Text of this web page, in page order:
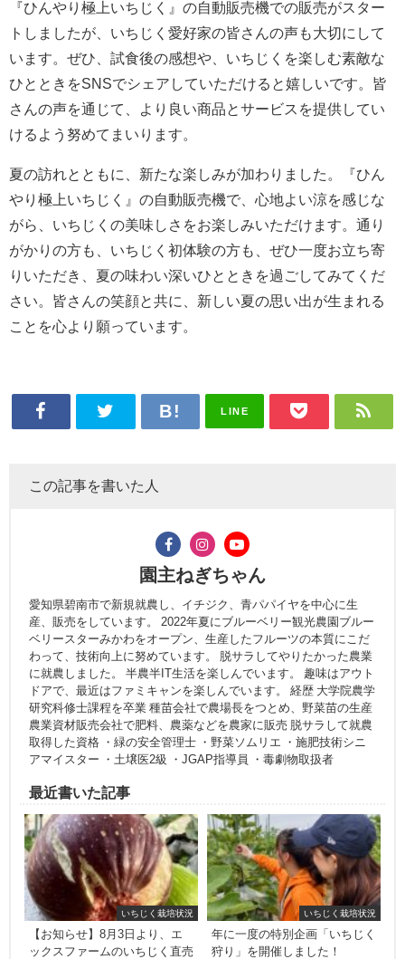
『ひんやり極上いちじく』の自動販売機での販売がスター
トしましたが、いちじく愛好家の皆さんの声も大切にして
います。ぜひ、試食後の感想や、いちじくを楽しむ素敵な
ひとときをSNSでシェアしていただけると嬉しいです。皆
さんの声を通じて、より良い商品とサービスを提供してい
けるよう努めてまいります。
夏の訪れとともに、新たな楽しみが加わりました。『ひん
やり極上いちじく』の自動販売機で、心地よい涼を感じな
がら、いちじくの美味しさをお楽しみいただけます。通り
がかりの方も、いちじく初体験の方も、ぜひ一度お立ち寄
りいただき、夏の味わい深いひとときを過ごしてみてくだ
さい。皆さんの笑顔と共に、新しい夏の思い出が生まれる
ことを心より願っています。
LINE
この記事を書いた人
園主ねぎちゃん
愛知県碧南市で新規就農し、イチジク、青パパイヤを中心に生
産、販売をしています。 2022年夏にブルーベリー観光農園ブルー
ベリースターみかわをオープン、生産したフルーツの本質にこだ
わって、技術向上に努めています。 脱サラしてやりたかった農業
に就農しました。 半農半IT生活を楽しんでいます。 趣味はアウト
ドアで、最近はファミキャンを楽しんでいます。 経歴 大学院農学
研究科修士課程を卒業 種苗会社で農場長をつとめ、野菜苗の生産
農業資材販売会社で肥料、農薬などを農家に販売 脱サラして就農
取得した資格 ・緑の安全管理士 ・野菜ソムリエ ・施肥技術シニ
アマイスター ・土壌医2級 ・JGAP指導員 ・毒劇物取扱者
最近書いた記事
いちじく栽培状況
【お知らせ】8月3日より、エ
ックスファームのいちじく直売
いちじく栽培状況
年に一度の特別企画「いちじく
狩り」を開催しました！